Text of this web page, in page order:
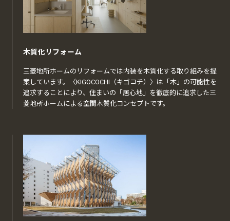
木質化リフォーム
三菱地所ホームのリフォームでは内装を木質化する取り組みを提
案しています。〈KIGOCOCHI（キゴコチ）〉は「木」の可能性を
追求することにより、住まいの「居心地」を徹底的に追求した三
菱地所ホームによる空間木質化コンセプトです。